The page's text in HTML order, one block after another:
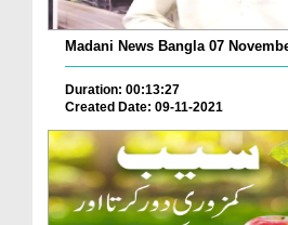
Madani News Bangla 07
Duration: 00:13:27
Created Date: 09-11-2021